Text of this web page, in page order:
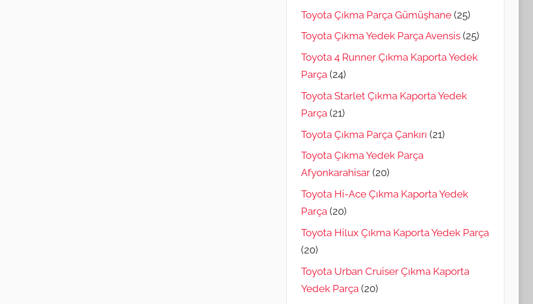
Toyota Çıkma Parça Gümüşhane (25)
Toyota Çıkma Yedek Parça Avensis (25)
Toyota 4 Runner Çıkma Kaporta Yedek
Parça (24)
Toyota Starlet Çıkma Kaporta Yedek
Parça (21)
Toyota Çıkma Parça Çankırı (21)
Toyota Çıkma Yedek Parça
Afyonkarahisar (20)
Toyota Hi-Ace Çıkma Kaporta Yedek
Parça (20)
Toyota Hilux Çıkma Kaporta Yedek Parça
(20)
Toyota Urban Cruiser Çıkma Kaporta
Yedek Parça (20)